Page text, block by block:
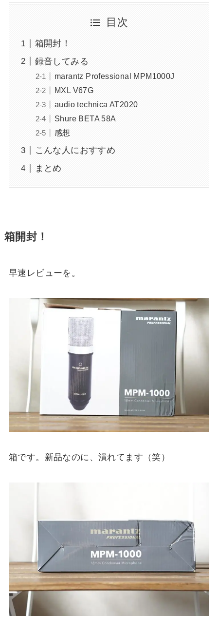
目次
箱開封！
録音してみる
marantz Professional MPM1000J
MXL V67G
audio technica AT2020
Shure BETA 58A
感想
こんな人におすすめ
まとめ
箱開封！
早速レビューを。
箱です。新品なのに、潰れてます（笑）